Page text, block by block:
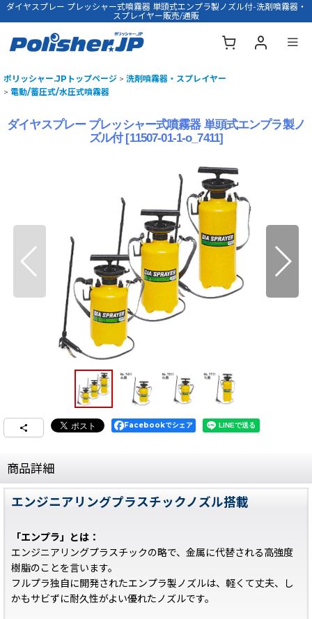
ダイヤスプレー プレッシャー式噴霧器 単頭式エンプラ製ノズル付-洗剤噴霧器・
スプレイヤー販売/通販
ポリッシャー.JPトップページ > 洗剤噴霧器・スプレイヤー
> 電動/蓄圧式/水圧式噴霧器
ダイヤスプレー プレッシャー式噴霧器 単頭式エンプラ製ノ
ズル付 [11507-01-1-o_7411]
Facebookでシェア
商品詳細
エンジニアリングプラスチックノズル搭載
「エンプラ」とは：
エンジニアリングプラスチックの略で、金属に代替される高強度
樹脂のことを言います。
フルプラ独自に開発されたエンプラ製ノズルは、軽くて丈夫、し
かもサビずに耐久性がよい優れたノズルです。